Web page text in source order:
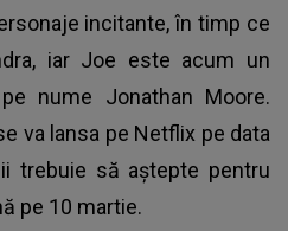
incitante, în timp ce
iar Joe este acum un
nume Jonathan Moore.
va lansa pe Netflix pe data
trebuie să aștepte pentru
pe 10 martie.